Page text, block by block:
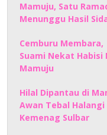
Mamuju, Satu
Menunggu Hasil
Cemburu Membara,
Suami Nekat Habisi
Mamuju
Hilal Dipantau di
Awan Tebal
Kemenag Sulbar